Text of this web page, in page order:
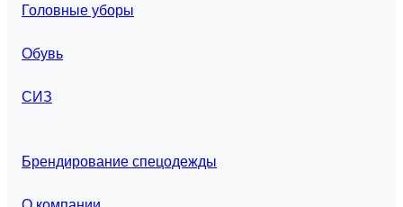
Головные уборы
Обувь
СИЗ
Брендирование спецодежды